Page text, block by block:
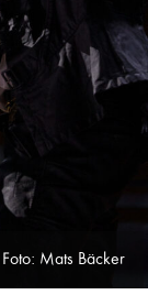
Mats Bäcker